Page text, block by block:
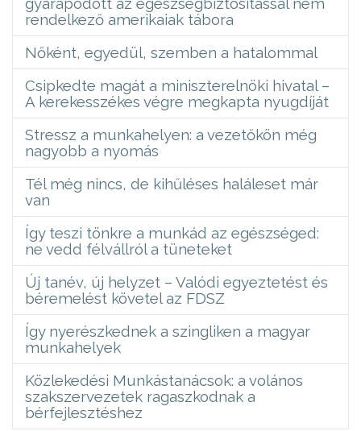
rendelkező amerikaiak tábora
Nőként, egyedül, szemben a hatalommal
Csipkedte magát a miniszterelnöki hivatal –
A kerekesszékes végre megkapta nyugdíját
Stressz a munkahelyen: a vezetőkön még
nagyobb a nyomás
Tél még nincs, de kihűléses haláleset már
van
Így teszi tönkre a munkád az egészséged:
ne vedd félvállról a tüneteket
Új tanév, új helyzet – Valódi egyeztetést és
béremelést követel az FDSZ
Így nyerészkednek a szingliken a magyar
munkahelyek
Közlekedési Munkástanácsok: a volános
szakszervezetek ragaszkodnak a
bérfejlesztéshez